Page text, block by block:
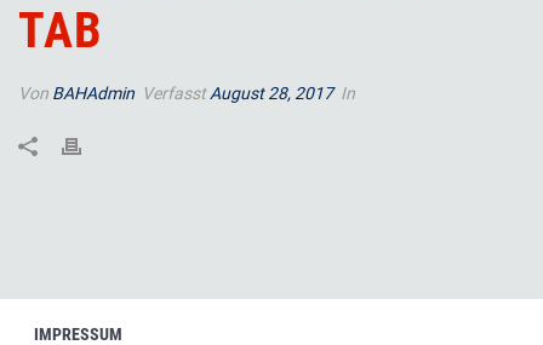
TAB
Von BAHAdmin VerfasstAugust 28, 2017 In
IMPRESSUM